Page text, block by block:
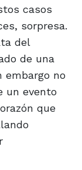
casos
sorpresa.
del
de una
embargo no
un evento
que